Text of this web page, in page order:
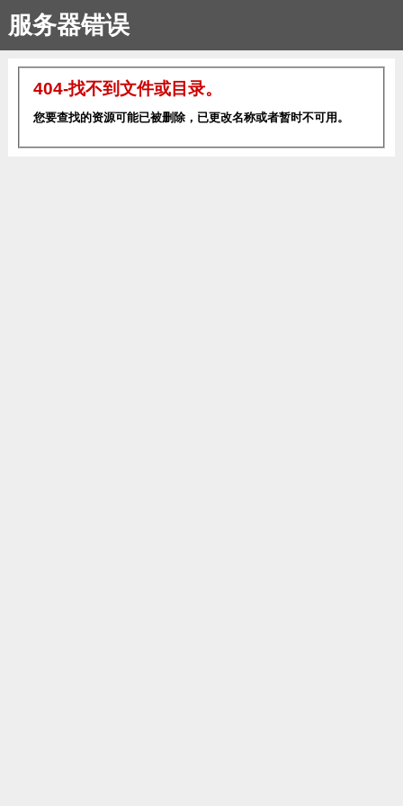
服务器错误
404-找不到文件或目录。
您要查找的资源可能已被删除，已更改名称或者暂时不可用。